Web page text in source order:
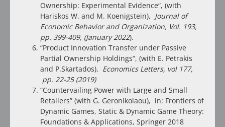
Ownership: Experimental Evidence“, (with
Hariskos W. and M. Koenigstein), Journal of
Economic Behavior and Organization, Vol. 193,
pp. 399-409, (January 2022).
“Product Innovation Transfer under Passive
Partial Ownership Holdings“, (with E. Petrakis
and P.Skartados), Economics Letters, vol 177,
pp. 22-25 (2019)
“Countervailing Power with Large and Small
Retailers” (with G. Geronikolaou), in: Frontiers of
Dynamic Games, Static & Dynamic Game Theory:
Foundations & Applications, Springer 2018